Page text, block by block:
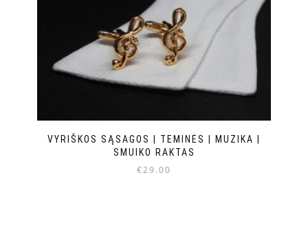
VYRIŠKOS SĄSAGOS | TEMINĖS | MUZIKA |
SMUIKO RAKTAS
€29.00